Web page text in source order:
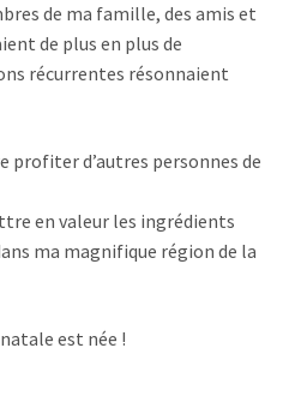
de ma famille, des amis et
de plus en plus de
récurrentes résonnaient
profiter d’autres personnes de
en valeur les ingrédients
ma magnifique région de la
est née !